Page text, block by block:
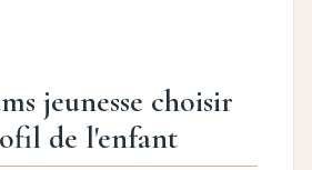
jeunesse choisir
de l'enfant